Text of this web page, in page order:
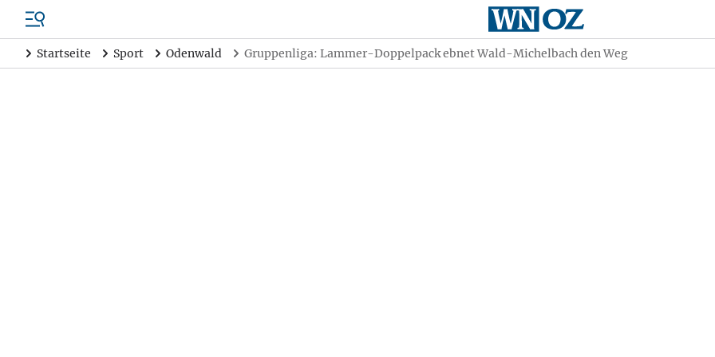
Startseite Sport Odenwald Gruppenliga: Lammer-Doppelpack ebnet Wald-Michelbach den Weg